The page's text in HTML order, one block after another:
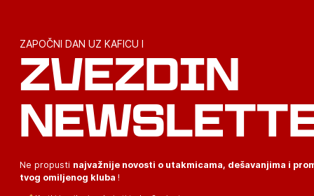
ZAPOČNI DAN UZ KAFICU I
ZVEZDIN
Ne propusti najvažnije novosti o utakmicama, dešavanjima i
tvog omiljenog kluba !